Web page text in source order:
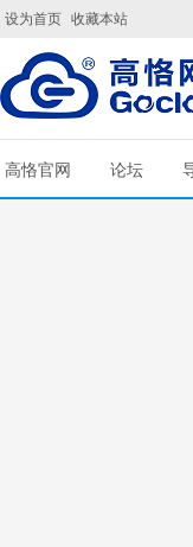
设为首页 收藏本站
高恪官网 论坛